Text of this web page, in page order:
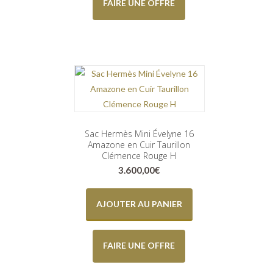
FAIRE UNE OFFRE
Sac Hermès Mini Évelyne 16
Amazone en Cuir Taurillon
Clémence Rouge H
3.600,00€
AJOUTER AU PANIER
FAIRE UNE OFFRE